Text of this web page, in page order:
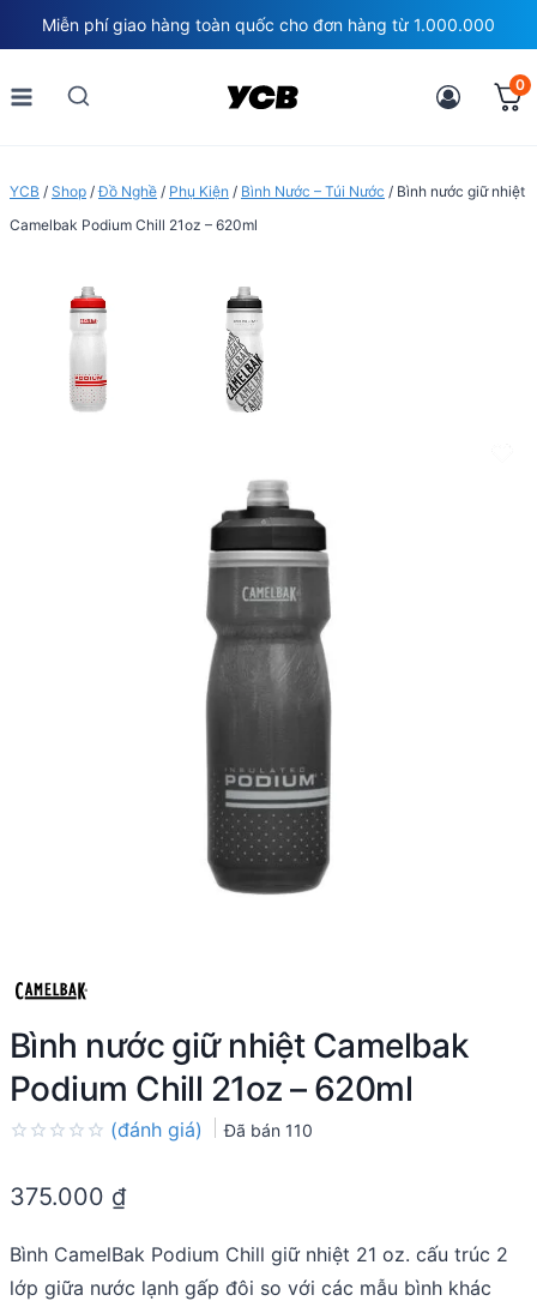
to
content
Miễn phí giao hàng toàn quốc cho đơn hàng từ 1.000.000
0
YCB / Shop /Đồ Nghề / Phụ Kiện / Bình Nước – Túi Nước / Bình nước giữ nhiệt
Camelbak Podium Chill 21oz – 620ml
Bình nước giữ nhiệt Camelbak
Podium Chill 21oz – 620ml
out
(đánh giá) Đã bán 110
375.000 ₫
Bình CamelBak Podium Chill giữ nhiệt 21 oz. cấu trúc 2
lớp giữa nước lạnh gấp đôi so với các mẫu bình khác